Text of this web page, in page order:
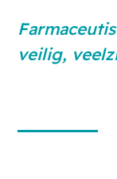
veilig,